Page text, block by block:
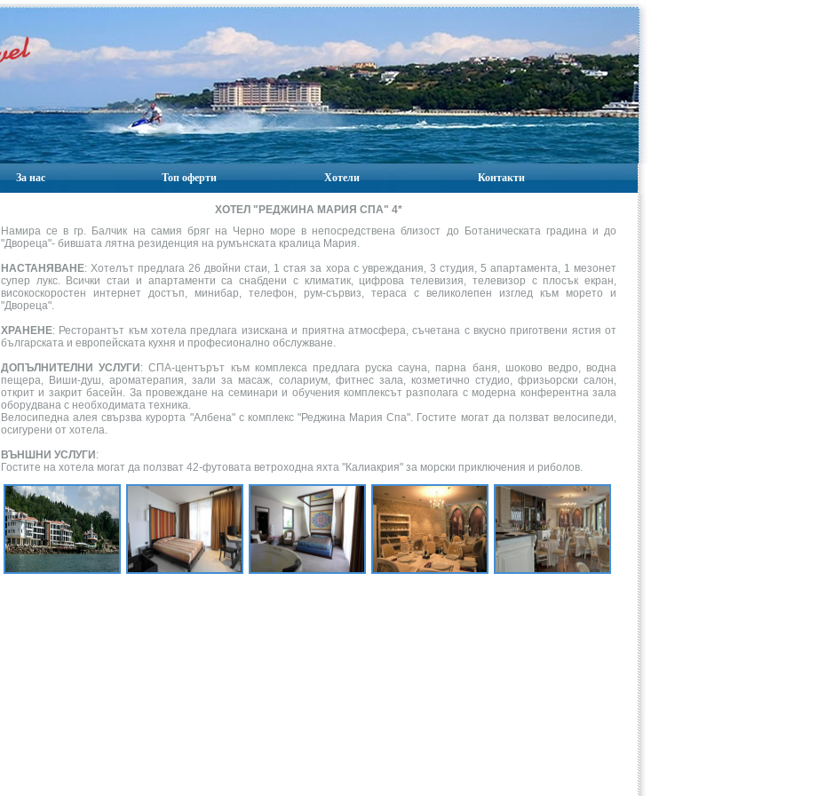
За нас Топ оферти Хотели Контакти
ХОТЕЛ "РЕДЖИНА МАРИЯ СПА" 4*
Намира се в гр. Балчик на самия бряг на Черно море в непосредствена близост до Ботаническата градина и до
"Двореца"- бившата лятна резиденция на румънската кралица Мария.
НАСТАНЯВАНЕ: Хотелът предлага 26 двойни стаи, 1 стая за хора с увреждания, 3 студия, 5 апартамента, 1 мезонет
супер лукс. Всички стаи и апартаменти са снабдени с климатик, цифрова телевизия, телевизор с плосък екран,
високоскоростен интернет достъп, минибар, телефон, рум-сървиз, тераса с великолепен изглед към морето и
"Двореца".
ХРАНЕНЕ: Ресторантът към хотела предлага изискана и приятна атмосфера, съчетана с вкусно приготвени ястия от
българската и европейската кухня и професионално обслужване.
ДОПЪЛНИТЕЛНИ УСЛУГИ : СПА-центърът към комплекса предлага руска сауна, парна баня, шоково ведро, водна
пещера, Виши-душ, ароматерапия, зали за масаж, солариум, фитнес зала, козметично студио, фризьорски салон,
открит и закрит басейн. За провеждане на семинари и обучения комплексът разполага с модерна конферентна зала
оборудвана с необходимата техника.
Велосипедна алея свързва курорта "Албена" с комплекс "Реджина Мария Спа". Гостите могат да ползват велосипеди,
осигурени от хотела.
ВЪНШНИ УСЛУГИ :
Гостите на хотела могат да ползват 42-футовата ветроходна яхта "Калиакрия" за морски приключения и риболов.